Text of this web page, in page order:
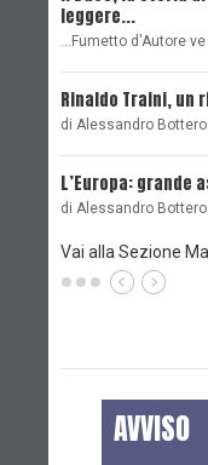
leggere...
...Fumetto d'Autore
Rinaldo Traini, un
di Alessandro
L’Europa:
di Alessandro
Vai alla Sezione
AVVISO